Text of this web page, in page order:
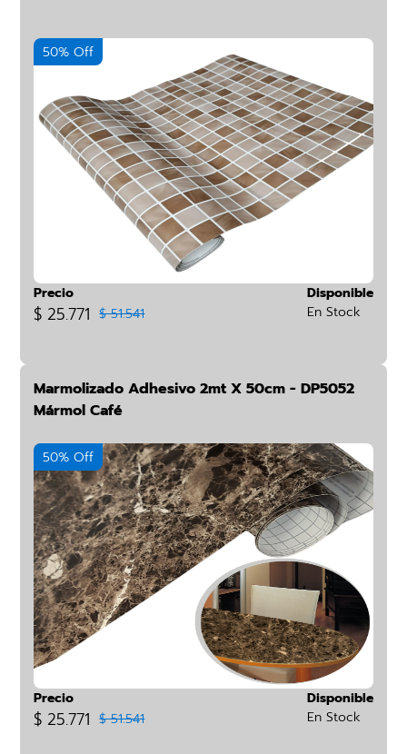
50% Off
Precio
$ 25.771 $ 51.541
Disponible
En Stock
Marmolizado Adhesivo 2mt X 50cm - DP5052
Mármol Café
50% Off
Precio
$ 25.771 $ 51.541
Disponible
En Stock